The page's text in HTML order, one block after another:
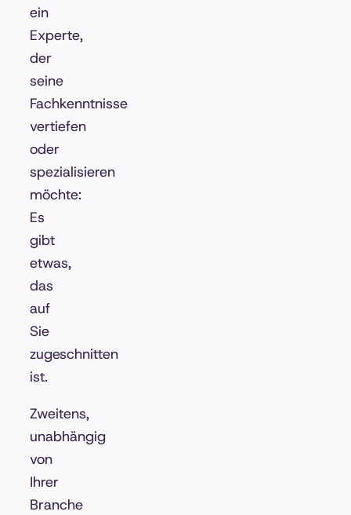
ein
Experte,
der
seine
Fachkenntnisse
vertiefen
oder
spezialisieren
möchte:
Es
gibt
etwas,
das
auf
Sie
zugeschnitten
ist.
Zweitens,
unabhängig
von
Ihrer
Branche